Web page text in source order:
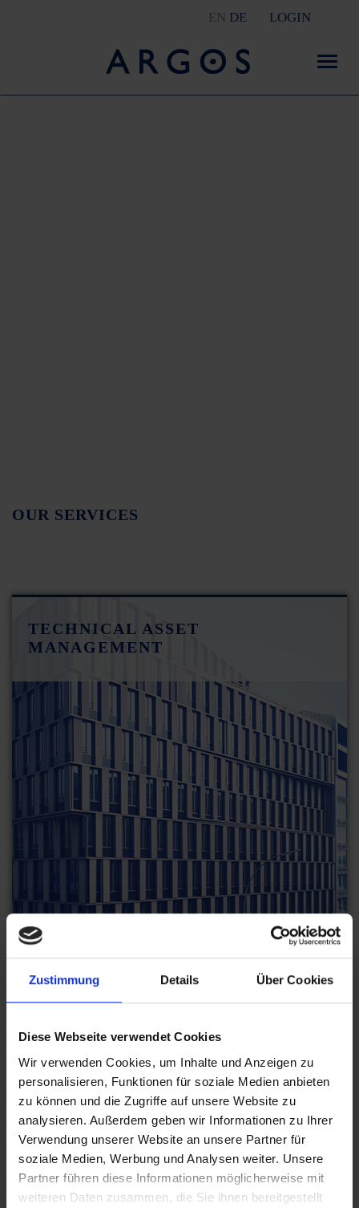
Zustimmung Details Über Cookies
Diese Webseite verwendet Cookies
Wir verwenden Cookies, um Inhalte und Anzeigen zu
personalisieren, Funktionen für soziale Medien anbieten
zu können und die Zugriffe auf unsere Website zu
analysieren. Außerdem geben wir Informationen zu Ihrer
Verwendung unserer Website an unsere Partner für
soziale Medien, Werbung und Analysen weiter. Unsere
Partner führen diese Informationen möglicherweise mit
weiteren Daten zusammen, die Sie ihnen bereitgestellt
LOGIN
DE
EN
OUR SERVICES
TECHNICAL ASSET
MANAGEMENT
DATA CENTRE CONSULTING
PROJECT MANAGEMENT
PROJECT CONTROLLING
TECHNICAL DUE DILIGENCE
ESG REVIEW AND